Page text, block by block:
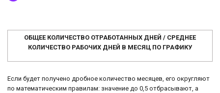
ОБЩЕЕ КОЛИЧЕСТВО ОТРАБОТАННЫХ ДНЕЙ / СРЕДНЕЕ
КОЛИЧЕСТВО РАБОЧИХ ДНЕЙ В МЕСЯЦ ПО ГРАФИКУ
Если будет получено дробное количество месяцев, его округляют
по математическим правилам: значение до 0,5 отбрасывают, а